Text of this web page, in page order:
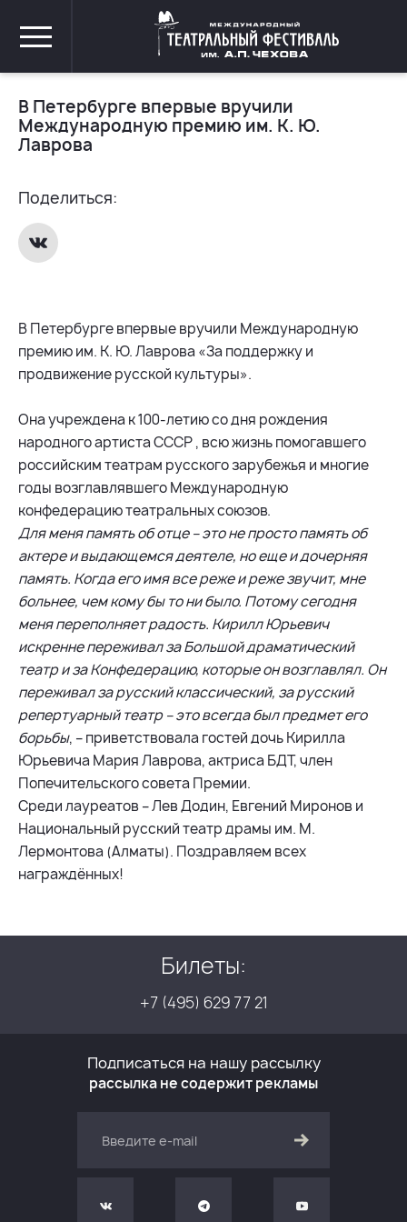
В Петербурге впервые вручили
Международную премию им. К. Ю.
Лаврова
В Петербурге впервые вручили Международную
премию им. К. Ю. Лаврова «За поддержку и
продвижение русской культуры».
Она учреждена к 100-летию со дня рождения
народного артиста СССР , всю жизнь помогавшего
российским театрам русского зарубежья и многие
годы возглавлявшего Международную
конфедерацию театральных союзов.
Для меня память об отце – это не просто память об
актере и выдающемся деятеле, но еще и дочерняя
память. Когда его имя все реже и реже звучит, мне
больнее, чем кому бы то ни было. Потому сегодня
меня переполняет радость. Кирилл Юрьевич
искренне переживал за Большой драматический
театр и за Конфедерацию, которые он возглавлял. Он
переживал за русский классический, за русский
репертуарный театр – это всегда был предмет его
борьбы, – приветствовала гостей дочь Кирилла
Юрьевича Мария Лаврова, актриса БДТ, член
Попечительского совета Премии.
Среди лауреатов – Лев Додин, Евгений Миронов и
Национальный русский театр драмы им. М.
Лермонтова (Алматы). Поздравляем всех
награждённых!
Поделиться:
Билеты:
+7 (495) 629 77 21
Подписаться на нашу рассылку
рассылка не содержит рекламы